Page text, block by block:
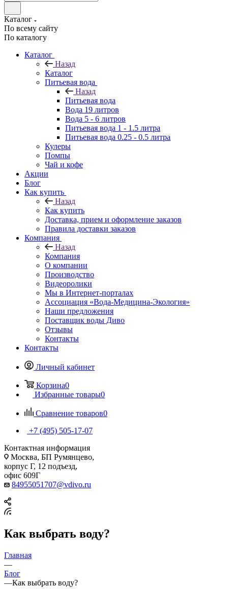
Каталог
По всему сайту
По каталогу
Каталог
Назад
Каталог
Питьевая вода
Назад
Питьевая вода
Вода 19 литров
Вода 5 - 6 литров
Питьевая вода 1 - 1.5 литра
Питьевая вода 0.25 - 0.5 литра
Кулеры
Помпы
Чай и кофе
Акции
Блог
Как купить
Назад
Как купить
Доставка, прием и оформление заказов
Правила доставки заказов
Компания
Назад
Компания
О компании
Производство
Видеоролики
Мы в Интернет-порталах
Ассоциация «Вода-Медицина-Экология»
Наши предложения
Поставщик воды Диво
Отзывы
Контакты
Контакты
Личный кабинет
Корзина0
Избранные товары0
Сравнение товаров0
+7 (495) 505-17-07
Контактная информация
Москва, БП Румянцево,
корпус Г, 12 подъезд,
офис 609Г
84955051707@vdivo.ru
Как выбрать воду?
Главная
—
Блог
—Как выбрать воду?